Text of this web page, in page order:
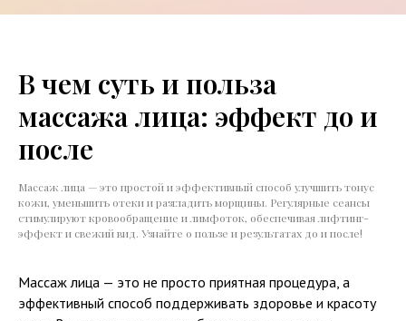
В чем суть и польза
массажа лица: эффект до и
после
Массаж лица — это простой и эффективный способ улучшить тонус
кожи, уменьшить отеки и разгладить морщины. Регулярные сеансы
стимулируют кровообращение и лимфоток, обеспечивая лифтинг-
эффект и свежий вид. Узнайте о пользе и результатах до и после!
Массаж лица — это не просто приятная процедура, а
эффективный способ поддерживать здоровье и красоту